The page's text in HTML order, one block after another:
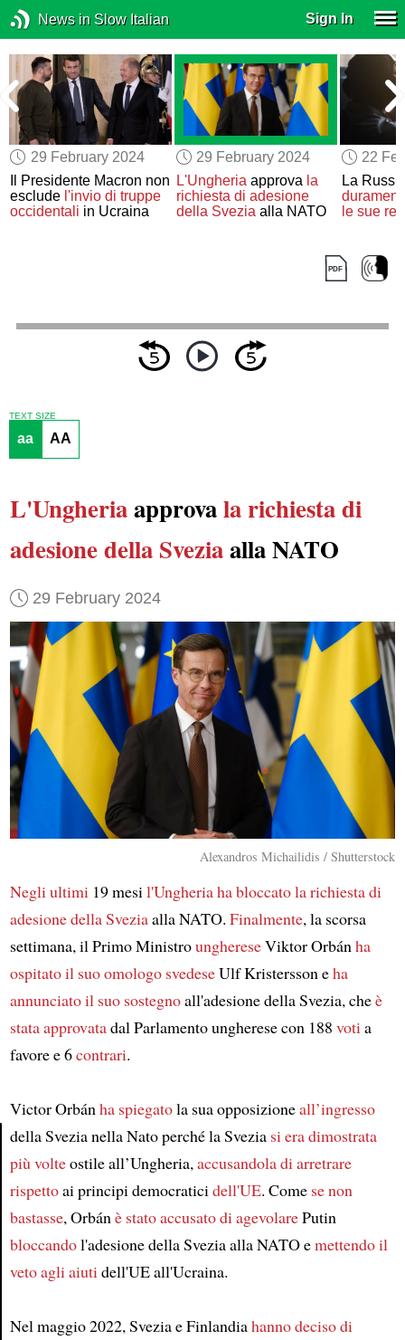
News in Slow Italian Sign In
29 February 2024
Il Presidente Macron non
esclude l'invio di truppe
occidentali in Ucraina
29 February 2024
L'Ungheriaapprova la
richiesta di adesione
della Sveziaalla NATO
22
La
le sue
TEXT SIZE
aa AA
L'Ungheriaapprovala richiesta di
adesione della Sveziaalla NATO
29 February 2024
Alexandros Michailidis / Shutterstock
Negli ultimi 19 mesi l'Ungheria ha bloccatola richiesta di
adesione della Sveziaalla NATO. Finalmente, la scorsa
settimana, il Primo MinistrounghereseViktor Orbán ha
ospitatoil suo omologo svedeseUlf Kristersson eha
annunciatoil suo sostegnoall'adesione della Svezia, cheè
stata approvatadal Parlamento ungherese con 188 voti a
favore e 6contrari.
Victor Orbán ha spiegatola sua opposizioneall’ingresso
della Svezia nella Nato perché la Svezia si era dimostrata
più volteostile all’Ungheria, accusandoladi arretrare
rispettoai principi democratici dell'UE. Come se non
bastasse, Orbán è stato accusato di agevolarePutin
bloccandol'adesione della Svezia alla NATO emettendo il
veto agli aiuti dell'UE all'Ucraina.
Nel maggio 2022, Svezia e Finlandiahanno deciso di